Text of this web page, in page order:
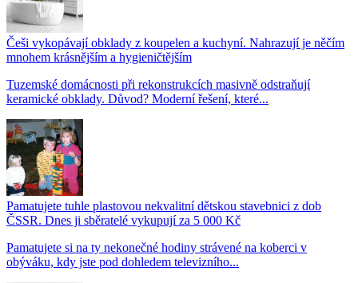
Češi vykopávají obklady z koupelen a kuchyní. Nahrazují je něčím
mnohem krásnějším a hygieničtějším
Tuzemské domácnosti při rekonstrukcích masivně odstraňují
keramické obklady. Důvod? Moderní řešení, které...
Pamatujete tuhle plastovou nekvalitní dětskou stavebnici z dob
ČSSR. Dnes ji sběratelé vykupují za 5 000 Kč
Pamatujete si na ty nekonečné hodiny strávené na koberci v
obýváku, kdy jste pod dohledem televizního...